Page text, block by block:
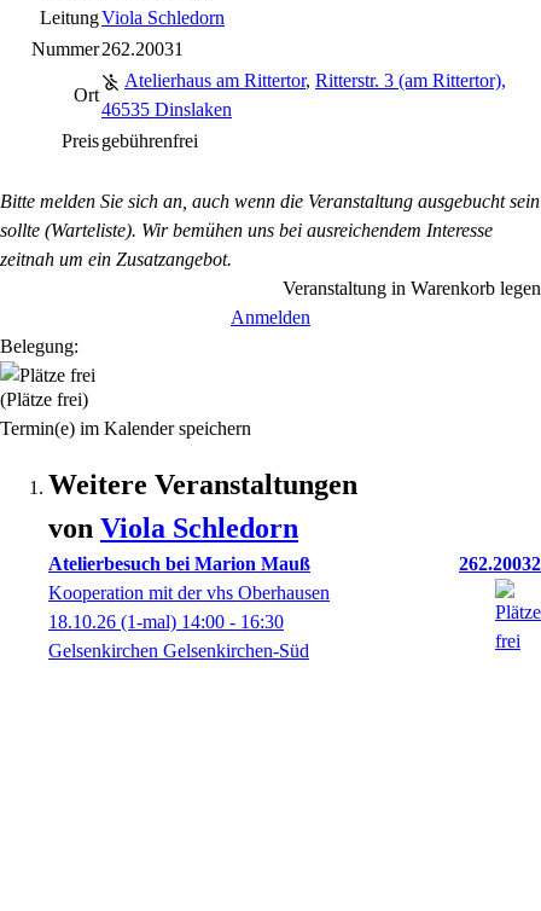
LeitungViola Schledorn
Nummer262.20031
Ort
Atelierhaus am Rittertor, Ritterstr. 3 (am Rittertor),
46535 Dinslaken
Preisgebührenfrei
Bitte melden Sie sich an, auch wenn die Veranstaltung ausgebucht sein
sollte (Warteliste). Wir bemühen uns bei ausreichendem Interesse
zeitnah um ein Zusatzangebot.
Veranstaltung in Warenkorb legen
Anmelden
Belegung:
(Plätze frei)
Termin(e) im Kalender speichern
Weitere Veranstaltungen
von Viola Schledorn
Atelierbesuch bei Marion Mauß
262.20032
Kooperation mit der vhs Oberhausen
18.10.26 (1-mal) 14:00 - 16:30
Gelsenkirchen Gelsenkirchen-Süd